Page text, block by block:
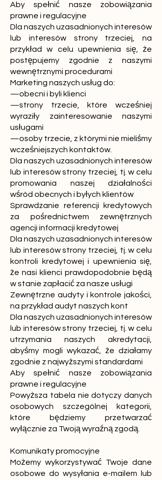
Aby spełnić nasze zobowiązania
prawne i regulacyjne
Dla naszych uzasadnionych interesów
lub interesów strony trzeciej, na
przykład w celu upewnienia się, że
postępujemy zgodnie z naszymi
wewnętrznymi procedurami
Marketing naszych usług do:
—obecni i byli klienci
—strony trzecie, które wcześniej
wyraziły zainteresowanie naszymi
usługami
—osoby trzecie, z którymi nie mieliśmy
wcześniejszych kontaktów.
Dla naszych uzasadnionych interesów
lub interesów strony trzeciej, tj. w celu
promowania naszej działalności
wśród obecnych i byłych klientów
Sprawdzanie referencji kredytowych
za pośrednictwem zewnętrznych
agencji informacji kredytowej
Dla naszych uzasadnionych interesów
lub interesów strony trzeciej, tj. w celu
kontroli kredytowej i upewnienia się,
że nasi klienci prawdopodobnie będą
w stanie zapłacić za nasze usługi
Zewnętrzne audyty i kontrole jakości,
na przykład audyt naszych kont
Dla naszych uzasadnionych interesów
lub interesów strony trzeciej, tj. w celu
utrzymania naszych akredytacji,
abyśmy mogli wykazać, że działamy
zgodnie z najwyższymi standardami
Aby spełnić nasze zobowiązania
prawne i regulacyjne
Powyższa tabela nie dotyczy danych
osobowych szczególnej kategorii,
które będziemy przetwarzać
wyłącznie za Twoją wyraźną zgodą.
Komunikaty promocyjne
Możemy wykorzystywać Twoje dane
osobowe do wysyłania e-mailem lub